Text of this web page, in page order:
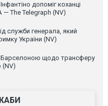
допоміг коханці
The Telegraph (NV)
служби генерала, який
України (NV)
щодо трансферу
(NV)